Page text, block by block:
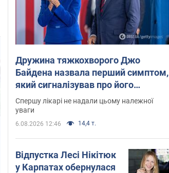
Дружина тяжкохворого Джо
Байдена назвала перший симптом,
який сигналізував про його
"агресивний" рак
Спершу лікарі не надали цьому належної
уваги
6.08.2026 12:46 14,4 т.
Відпустка Лесі Нікітюк
у Карпатах обернулася